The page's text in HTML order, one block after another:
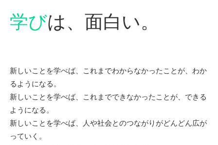
学びは、面白い。
新しいことを学べば、これまでわからなかったことが、わか
るようになる。
新しいことを学べば、これまでできなかったことが、できる
ようになる。
新しいことを学べば、人や社会とのつながりがどんどん広が
っていく。